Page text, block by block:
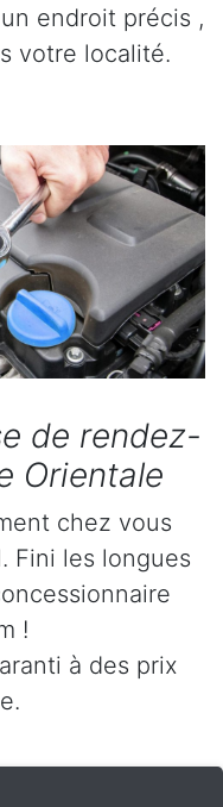
endroit précis ,
votre localité.
de rendez-
Orientale
chez vous
Fini les longues
!
à des prix